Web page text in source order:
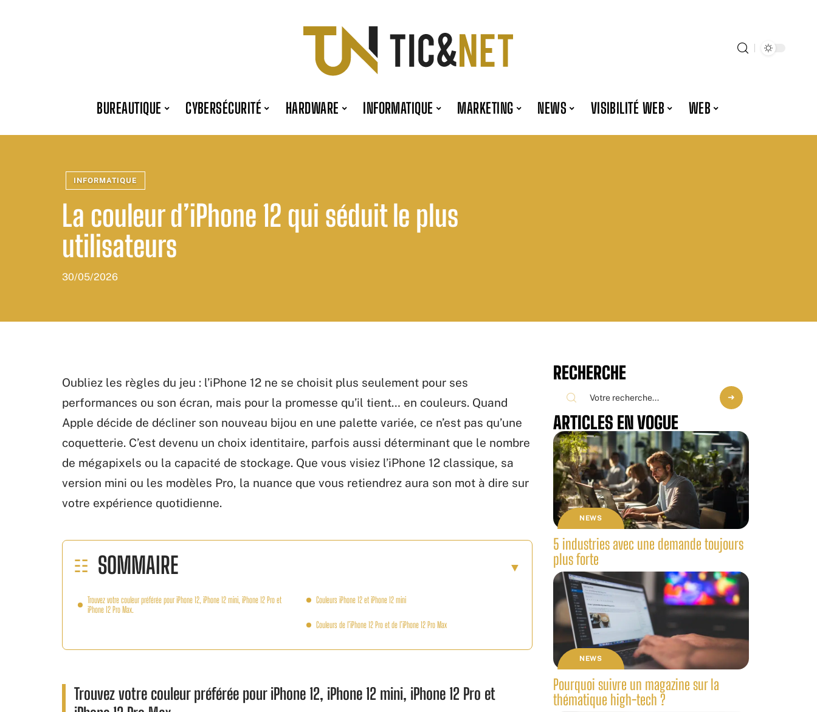
BUREAUTIQUE CYBERSÉCURITÉ HARDWARE INFORMATIQUE MARKETING NEWS VISIBILITÉ WEB WEB
INFORMATIQUE
La couleur d’iPhone 12 qui séduit le plus
utilisateurs
30/05/2026
Oubliez les règles du jeu : l’iPhone 12 ne se choisit plus seulement pour ses
performances ou son écran, mais pour la promesse qu’il tient… en couleurs. Quand
Apple décide de décliner son nouveau bijou en une palette variée, ce n’est pas qu’une
coquetterie. C’est devenu un choix identitaire, parfois aussi déterminant que le nombre
de mégapixels ou la capacité de stockage. Que vous visiez l’iPhone 12 classique, sa
version mini ou les modèles Pro, la nuance que vous retiendrez aura son mot à dire sur
votre expérience quotidienne.
SOMMAIRE
Trouvez votre couleur préférée pour iPhone 12, iPhone 12 mini, iPhone 12 Pro et
iPhone 12 Pro Max.
Couleurs iPhone 12 et iPhone 12 mini
Couleurs de l’iPhone 12 Pro et de l’iPhone 12 Pro Max
Trouvez votre couleur préférée pour iPhone 12, iPhone 12 mini, iPhone 12 Pro et
RECHERCHE
ARTICLES EN VOGUE
NEWS
5 industries avec une demande toujours
plus forte
NEWS
Pourquoi suivre un magazine sur la
thématique high-tech ?